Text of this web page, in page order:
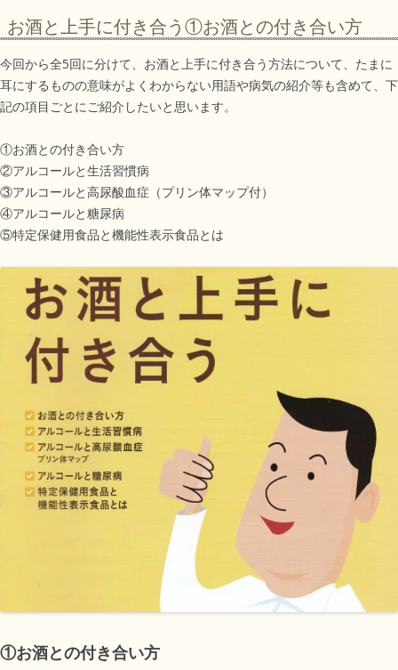
お酒と上手に付き合う①お酒との付き合い方
今回から全5回に分けて、お酒と上手に付き合う方法について、たまに
耳にするものの意味がよくわからない用語や病気の紹介等も含めて、下
記の項目ごとにご紹介したいと思います。
①お酒との付き合い方
②アルコールと生活習慣病
③アルコールと高尿酸血症（プリン体マップ付）
④アルコールと糖尿病
⑤特定保健用食品と機能性表示食品とは
①お酒との付き合い方